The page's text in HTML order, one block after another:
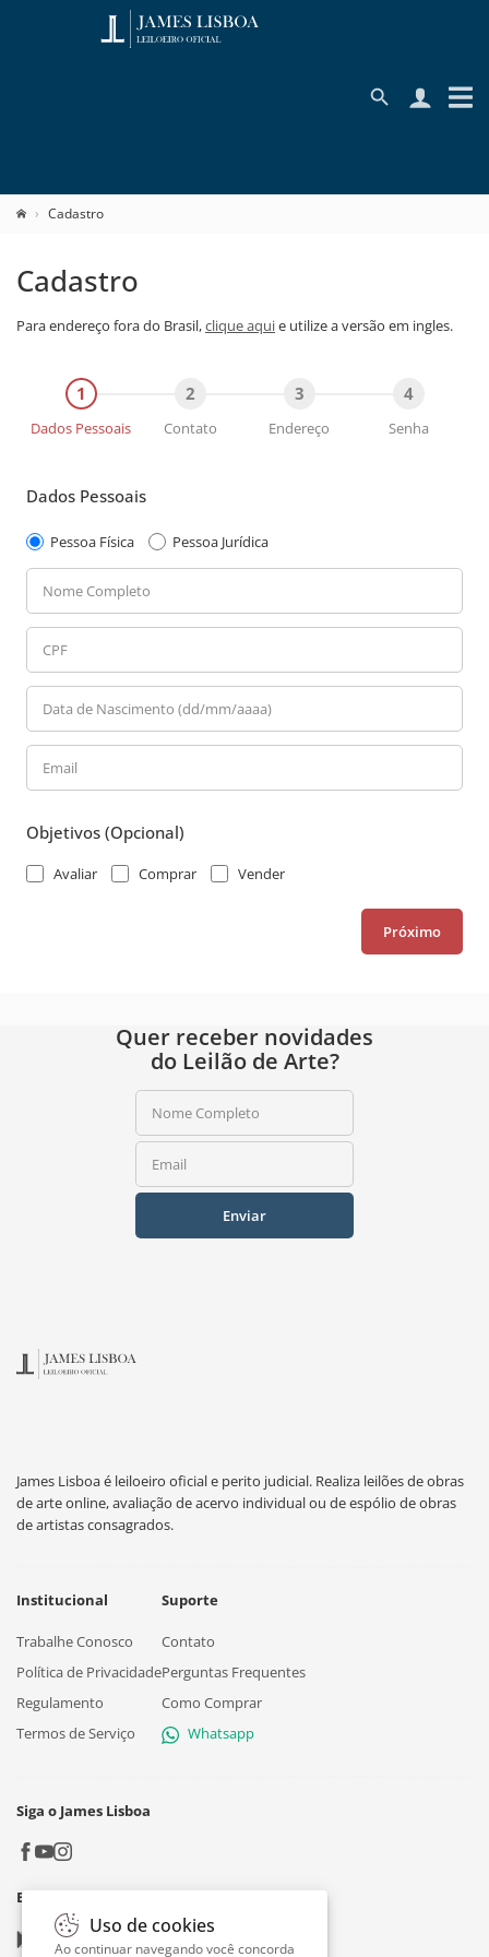
Cadastro
Cadastro
Para endereço fora do Brasil,clique aquie utilize a versão em ingles.
Dados Pessoais Contato Endereço Senha
Dados Pessoais
Pessoa Física Pessoa Jurídica
Nome Completo
CPF
Data de Nascimento (dd/mm/aaaa)
Email
Objetivos (Opcional)
Avaliar Comprar Vender
Próximo
Quer receber novidades
do Leilão de Arte?
Nome Completo
Email
Enviar
James Lisboa é leiloeiro oficial e perito judicial. Realiza leilões de obras
de arte online, avaliação de acervo individual ou de espólio de obras
de artistas consagrados.
Institucional
Trabalhe Conosco
Política de Privacidade
Regulamento
Termos de Serviço
Suporte
Contato
Perguntas Frequentes
Como Comprar
Whatsapp
Siga o James Lisboa
Baixe o App
Google play
Uso de cookies
Ao continuar navegando você concorda